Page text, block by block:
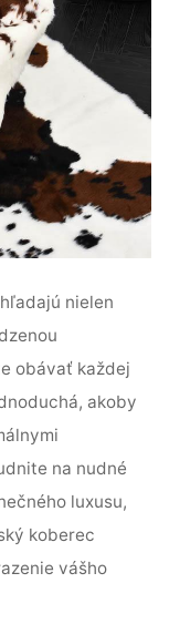
nielen
obávať každej
akoby
na nudné
luxusu,
koberec
vášho